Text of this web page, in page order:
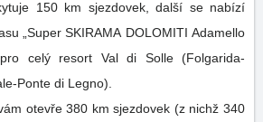
150 km sjezdovek, další se nabízí
„Super SKIRAMA DOLOMITI Adamello
celý resort Val di Solle (Folgarida-
Ponte di Legno).
otevře 380 km sjezdovek (z nichž 340